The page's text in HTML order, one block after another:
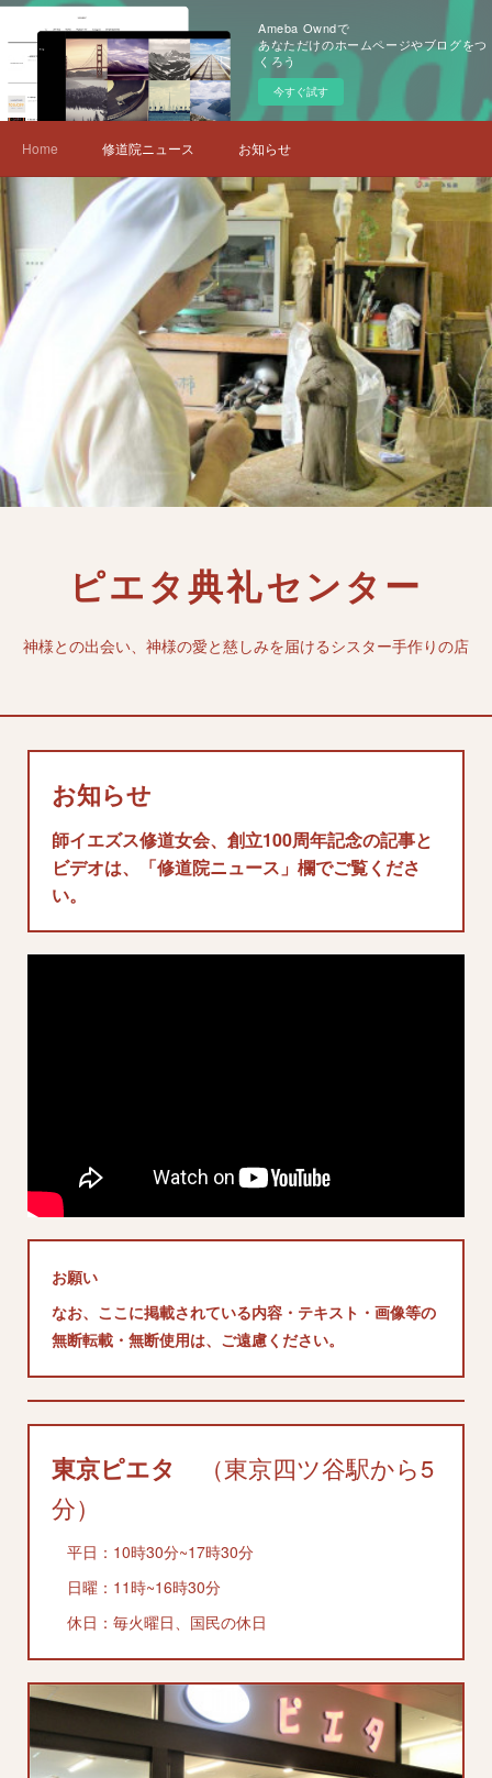
Ameba Owndで
あなただけのホームページやブログをつ
くろう
今すぐ試す
Home 修道院ニュース お知らせ
ピエタ典礼センター
神様との出会い、神様の愛と慈しみを届けるシスター手作りの店
お知らせ
師イエズス修道女会、創立100周年記念の記事と
ビデオは、「修道院ニュース」欄でご覧くださ
い。
お願い
なお、ここに掲載されている内容・テキスト・画像等の
無断転載・無断使用は、ご遠慮ください。
東京ピエタ
（東京四ツ谷駅から5
分）
平日：10時30分~17時30分
日曜：11時~16時30分
休日：毎火曜日、国民の休日